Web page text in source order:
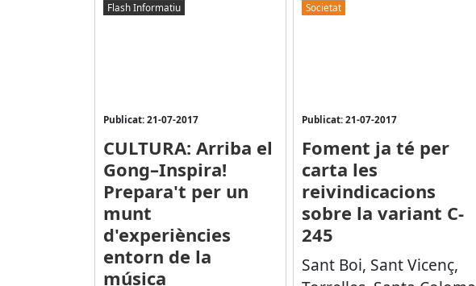
Flash Informatiu
Publicat: 21-07-2017
CULTURA: Arriba el
Gong–Inspira!
Prepara't per un
munt
d'experiències
entorn de la
música
Societat
Publicat: 21-07-2017
Foment ja té per
carta les
reivindicacions
sobre la variant C-
245
Sant Boi, Sant Vicenç,